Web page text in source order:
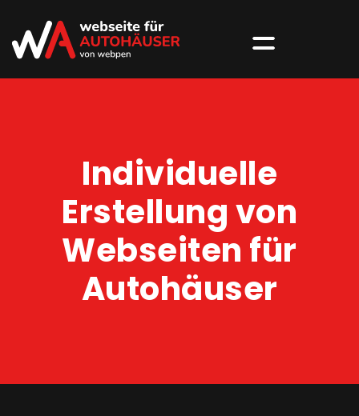
Individuelle
Erstellung von
Webseiten für
Autohäuser